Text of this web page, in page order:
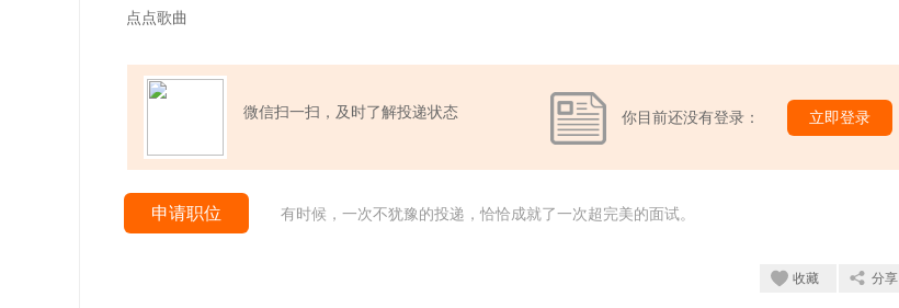
点点歌曲
微信扫一扫，及时了解投递状态 你目前还没有登录： 立即登录
申请职位 有时候，一次不犹豫的投递，恰恰成就了一次超完美的面试。
收藏 分享